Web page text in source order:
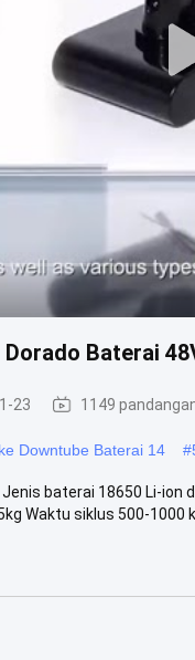
Baterai
23 1149
Downtube Baterai 14 #
baterai 18650 Li-
Waktu siklus 500-1000